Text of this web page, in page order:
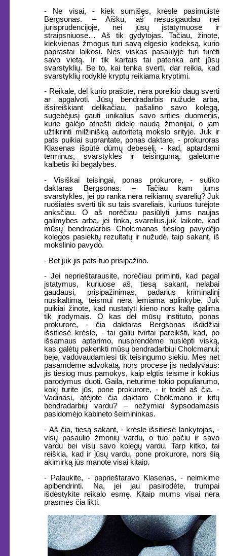
- Ne visai, - kiek sumišęs, krėsle pasimuistė
Bergsonas. – Aišku, aš nesusigaudau nei
jurisprudencijoje, nei jūsų įstatymuose ir
straipsniuose… Aš tik gydytojas. Tačiau, žinote,
kiekvienas žmogus turi savą elgesio kodeksą, kurio
paprastai laikosi. Nes viskas pasaulyje turi turėti
savo vietą. Ir tik kartais tai patenka ant jūsų
svarstyklių. Be to, kai tenka sverti, dar reikia, kad
svarstyklių rodyklė kryptų reikiama kryptimi.
- Reikale, dėl kurio prašote, nėra poreikio daug sverti
ar apgalvoti. Jūsų bendradarbis nužudė arba,
išsireiškiant delikačiau, pašalino savo kolegą,
sugebėjusį gauti unikalius savo srities duomenis,
kurie galėjo atnešti didelę naudą žmonijai, o jam
užtikrinti milžinišką autoritetą mokslo srityje. Juk ir
pats puikiai suprantate, ponas daktare, - prokuroras
Klasenas išpūtė dūmų debesėlį, - kad, aptardami
terminus, svarstykles ir teisingumą, galėtume
kalbėtis iki begalybės.
- Visiškai teisingai, ponas prokurore, - sutiko
daktaras Bergsonas. – Tačiau kam jums
svarstyklės, jei po ranka nėra reikiamų svarelių? Juk
ruošiatės sverti tik su tais svareliais, kuriuos turėjote
anksčiau. O aš norėčiau pasiūlyti jums naujas
galimybes arba, jei tinka, svarelius.juk laikote, kad
mūsų bendradarbis Cholcmanas tiesiog pavydėjo
kolegos pasiektų rezultatų ir nužudė, taip sakant, iš
mokslinio pavydo.
- Bet juk jis pats tuo prisipažino.
- Jei neprieštarausite, norėčiau priminti, kad pagal
įstatymus, kuriuose aš, tiesą sakant, nelabai
gaudausi, prisipažinimas, padarius kriminalinį
nusikaltimą, teismui nėra lemiama aplinkybė. Juk
puikiai žinote, kad nustatyti kieno nors kaltę galima
tik įrodymais. O kas dėl mūsų instituto, ponas
prokurore, - čia daktaras Bergsonas išdidžiai
išsitiesė krėsle, - tai galiu tvirtai pareikšti, kad, po
išsamaus aptarimo, nusprendėme nuslėpti viską,
kas galėtų pakenkti mūsų bendradarbiui Cholcmanui;
beje, vadovaudamiesi tik teisingumo siekiu. Mes net
pasamdėme advokatą, nors procese jis nedalyvaus:
jis tiesiog mus pamokys, kaip elgtis teisme ir kokius
parodymus duoti. Gaila, neturime tokio populiarumo,
kokį turite jūs, pone prokurore, - ir todėl aš čia. -
Vadinasi, atėjote čia daktaro Cholcmano ir kitų
bendradarbių vardu? – nežymiai šypsodamasis
pasidomėjo kabineto šeimininkas.
- Aš čia, tiesą sakant, - krėsle išsitiesė lankytojas, -
visų pasaulio žmonių vardu, o tuo pačiu ir savo
vardu bei visų savo kolegų vardu. Tarp kitko, tai
reiškia, kad ir jūsų vardu, pone prokurore, nors šią
akimirką jūs manote visai kitaip.
- Palaukite, - paprieštaravo Klasenas, - neimkime
apibendrinti. Na, jei jau pasirodėte, trumpai
išdėstykite reikalo esmę. Kitaip mums visai nėra
prasmės čia likti.